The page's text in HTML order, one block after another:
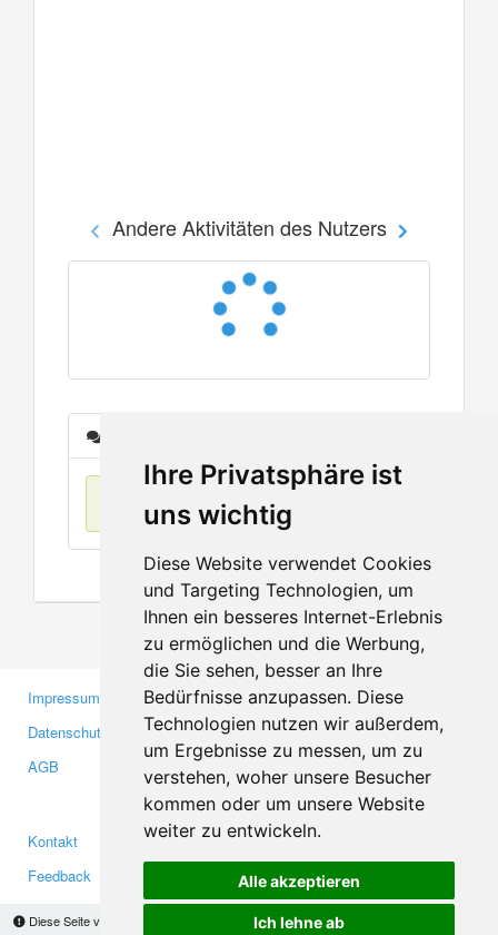
Ihre Privatsphäre ist
uns wichtig
Diese Website verwendet Cookies
und Targeting Technologien, um
Ihnen ein besseres Internet-Erlebnis
zu ermöglichen und die Werbung,
die Sie sehen, besser an Ihre
Bedürfnisse anzupassen. Diese
Technologien nutzen wir außerdem,
um Ergebnisse zu messen, um zu
verstehen, woher unsere Besucher
kommen oder um unsere Website
weiter zu entwickeln.
Alle akzeptieren
Ich lehne ab
Diese Seite verwendet Cookies, um Informationen auf Ihrem Computer zu speichern.
Andere Aktivitäten des Nutzers
Keine Einträge
Impressum
Datenschutzerklärung
AGB
Gewerbetreibende
Investoren
Medien
Kontakt
Feedback
Facebook
Twitter
YouTube